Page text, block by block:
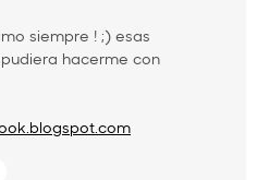
siempre ! ;) esas
hacerme con